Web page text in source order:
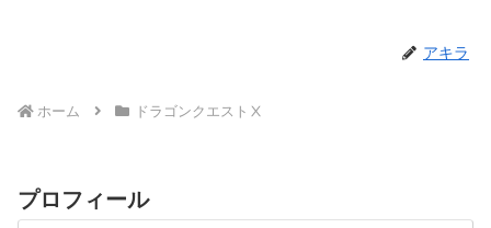
アキラ
ホーム ドラゴンクエストⅩ
プロフィール